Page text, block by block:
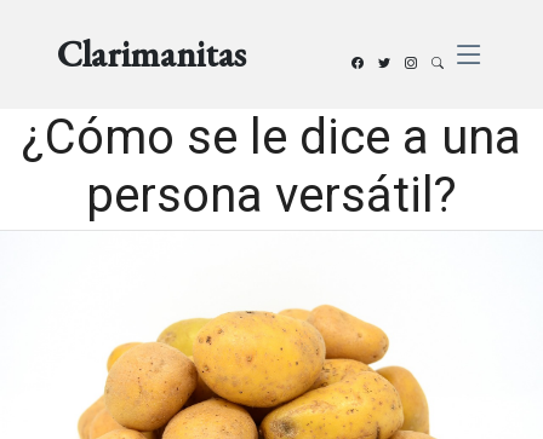
Clarimanitas
¿Cómo se le dice a una
persona versátil?